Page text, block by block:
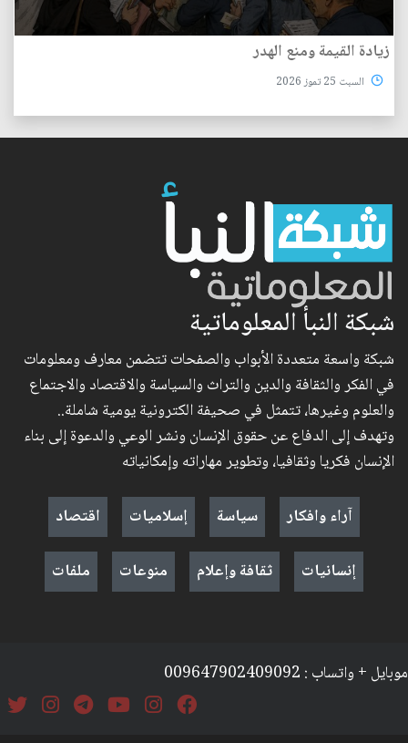
زيادة القيمة ومنع الهدر
السبت 25 تموز 2026
شبكة النبأ المعلوماتية
شبكة واسعة متعددة الأبواب والصفحات تتضمن معارف ومعلومات
في الفكر والثقافة والدين والتراث والسياسة والاقتصاد والاجتماع
والعلوم وغيرها، تتمثل في صحيفة الكترونية يومية شاملة..
وتهدف إلى الدفاع عن حقوق الإنسان ونشر الوعي والدعوة إلى بناء
الإنسان فكريا وثقافيا، وتطوير مهاراته وإمكانياته
آراء وافكار
سياسة إسلاميات
اقتصاد
إنسانيات
ثقافة وإعلام منوعات ملفات
موبايل + واتساب : 009647902409092